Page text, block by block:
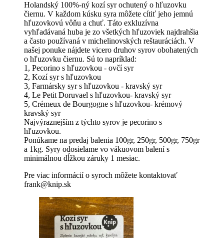
Holandský 100%-ný kozí syr ochutený o hľuzovku
čiernu. V každom kúsku syra môžete cítiť jeho jemnú
hľuzovkovú vôňu a chuť. Táto exkluzívna
vyhľadávaná huba je zo všetkých hľuzoviek najdrahšia
a často používaná v michelinovských reštauráciách. V
našej ponuke nájdete vicero druhov syrov obohatených
o hľuzovku čiernu. Sú to napríklad:
1, Pecorino s hľuzovkou - ovčí syr
2, Kozí syr s hľuzovkou
3, Farmársky syr s hľuzovkou - kravský syr
4, Le Petit Doruvael s hľuzovkou- kravský syr
5, Crémeux de Bourgogne s hľuzovkou- krémový
kravský syr
Najvýraznejším z týchto syrov je pecorino s
hľuzovkou.
Ponúkame na predaj balenia 100gr, 250gr, 500gr, 750gr
a 1kg. Syry odosielame vo vákuovom balení s
minimálnou dĺžkou záruky 1 mesiac.
Pre viac informácií o syroch môžete kontaktovať
frank@knip.sk